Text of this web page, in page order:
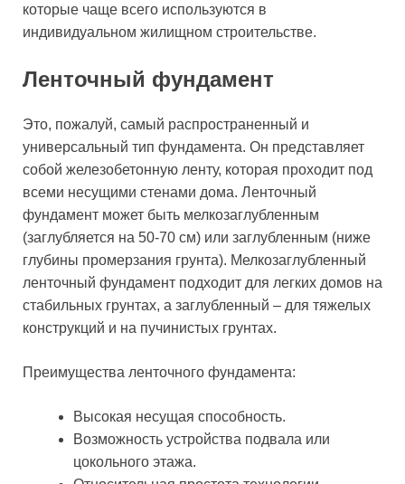
которые чаще всего используются в
индивидуальном жилищном строительстве.
Ленточный фундамент
Это, пожалуй, самый распространенный и
универсальный тип фундамента. Он представляет
собой железобетонную ленту, которая проходит под
всеми несущими стенами дома. Ленточный
фундамент может быть мелкозаглубленным
(заглубляется на 50-70 см) или заглубленным (ниже
глубины промерзания грунта). Мелкозаглубленный
ленточный фундамент подходит для легких домов на
стабильных грунтах, а заглубленный – для тяжелых
конструкций и на пучинистых грунтах.
Преимущества ленточного фундамента:
Высокая несущая способность.
Возможность устройства подвала или
цокольного этажа.